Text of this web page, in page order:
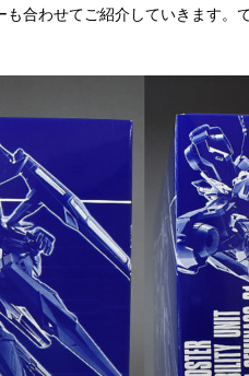
合わせてご紹介していきます。